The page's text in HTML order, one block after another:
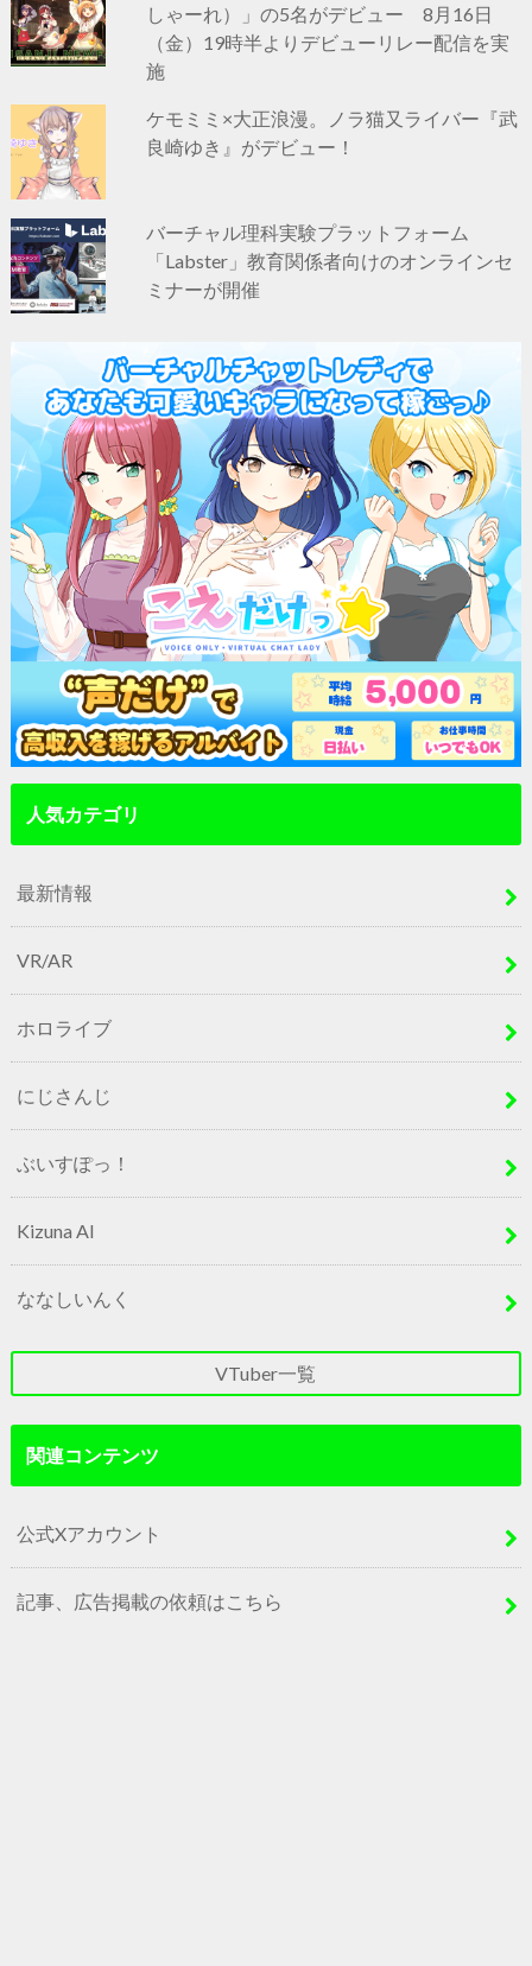
しゃーれ）」の5名がデビュー 8月16日
（金）19時半よりデビューリレー配信を実
施
ケモミミ×大正浪漫。ノラ猫又ライバー『武
良崎ゆき』がデビュー！
バーチャル理科実験プラットフォーム
「Labster」教育関係者向けのオンラインセ
ミナーが開催
人気カテゴリ
最新情報
VR/AR
ホロライブ
にじさんじ
ぶいすぽっ！
Kizuna AI
ななしいんく
VTuber一覧
関連コンテンツ
公式Xアカウント
記事、広告掲載の依頼はこちら